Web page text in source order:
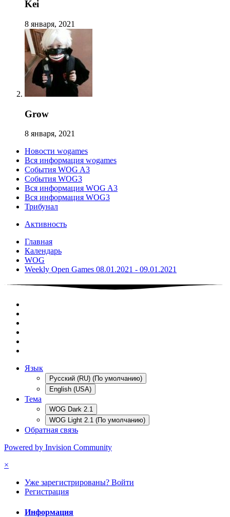
Kei
8 января, 2021
Grow
8 января, 2021
Новости wogames
Вся информация wogames
События WOG A3
События WOG3
Вся информация WOG A3
Вся информация WOG3
Трибунал
Активность
Главная
Календарь
WOG
Weekly Open Games 08.01.2021 - 09.01.2021
Язык
Русский (RU) (По умолчанию)
English (USA)
Тема
WOG Dark 2.1
WOG Light 2.1 (По умолчанию)
Обратная связь
Powered by Invision Community
×
Уже зарегистрированы? Войти
Регистрация
Информация